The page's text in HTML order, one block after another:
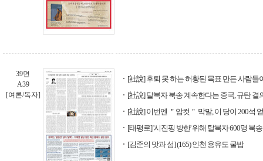
39면
A39
[여론/독자]
[社說] 후퇴 못 하는 허황된 목표 만든 사람들
[社說] 탈북자 북송 계속한다는 중국, 규탄 결
[社說] 이번엔 ＂암컷＂ 막말, 이 당이 200석
[태평로] '시진핑 방한' 위해 탈북자 600명 북
[김준의 맛과 섬] (165) 인천 용유도 굴밥